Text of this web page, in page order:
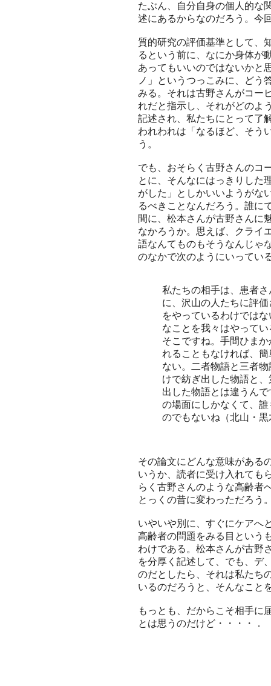
たぶん、自分自身の個人的な
述にあるからなのだろう。今
質的研究の評価基準として、
るという前に、なにか身体が
あってもいいのではないかと
ノ」というつっこみに、どう
みる。それは古野さんがコー
れだと指示し、それがどのよ
記述され、私たちにとって了
われわれは「なるほど、そう
う。
でも、おそらく古野さんのコ
とに、そんなにはっきりした
がした」としかいいようがな
るべきことなんだろう。誰に
間に、松本さんが古野さんに
なかろうか。思えば、クライ
語なんてものもそうなんじゃ
のなかで次のようにいってい
私たちの相手は、患者
に、沢山の人たちに評
をやっているわけでは
なことを我々はやって
そこですね。手間ひま
れることもなければ、
ない。二者物語と三者
けで紡ぎ出した物語と
出した物語とは違うん
の場面にしかなくて、
のでもないね（北山・黒
その論文にどんな意味がある
いうか、読者に受け入れても
らく古野さんのような高齢者
とっくの昔に変わっただろう
いやいや別に、すぐにケアへ
高齢者の問題をみる目という
わけである。松本さんが古野
を分厚く記述して、でも、デ
のだとしたら、それは私たち
いるのだろうと、そんなこと
もっとも、だからこそ相手に
とは思うのだけど・・・・．